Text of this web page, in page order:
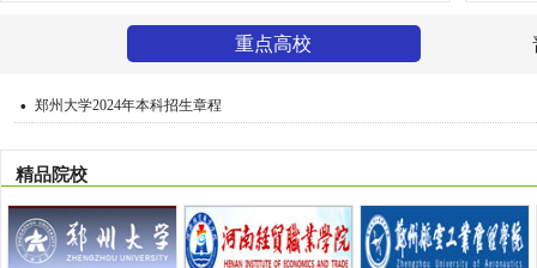
重点高校
· 郑州大学2024年本科招生章程
精品院校